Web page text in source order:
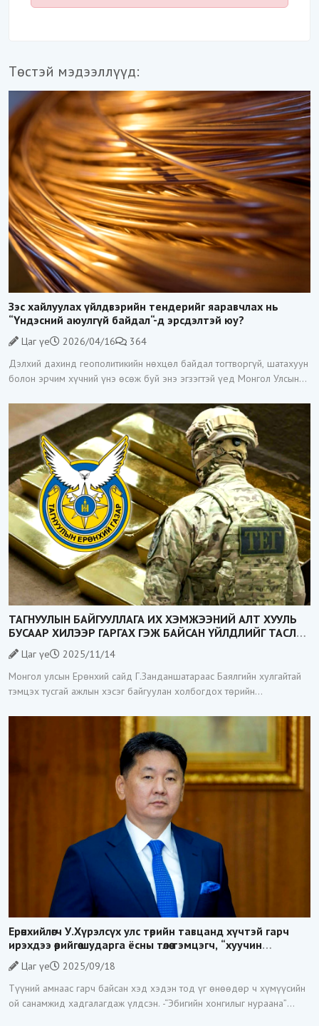
Төстэй мэдээллүүд:
Зэс хайлуулах үйлдвэрийн тендерийг яаравчлах нь
“Үндэсний аюулгүй байдал“-д эрсдэлтэй юу?
Цаг үе 2026/04/16
364
Дэлхий дахинд геополитикийн нөхцөл байдал тогтворгүй, шатахуун
болон эрчим хүчний үнэ өсөж буй энэ эгзэгтэй үед Монгол Улсын
зарласан нь
ТАГНУУЛЫН БАЙГУУЛЛАГА ИХ ХЭМЖЭЭНИЙ АЛТ ХУУЛЬ
БУСААР ХИЛЭЭР ГАРГАХ ГЭЖ БАЙСАН ҮЙЛДЛИЙГ ТАСЛАН
ЗОГСООЛОО
Цаг үе
2025/11/14
Монгол улсын Ерөнхий сайд Г.Занданшатараас Баялгийн хулгайтай
тэмцэх тусгай ажлын хэсэг байгуулан холбогдох төрийн
Ерөнхийлөгч У.Хүрэлсүх улс төрийн тавцанд хүчтэй гарч
ирэхдээ өөрийгөө шударга ёсны төлөө тэмцэгч, “хуучин
тогтолцооны хонгилыг нураагч” гэсэн дүрээр ард
түмэнд таниулсан.
Цаг үе
2025/09/18
Түүний амнаас гарч байсан хэд хэдэн тод үг өнөөдөр ч хүмүүсийн
ой санамжид хадгалагдаж үлдсэн. -“Эбигийн хонгилыг нураана”